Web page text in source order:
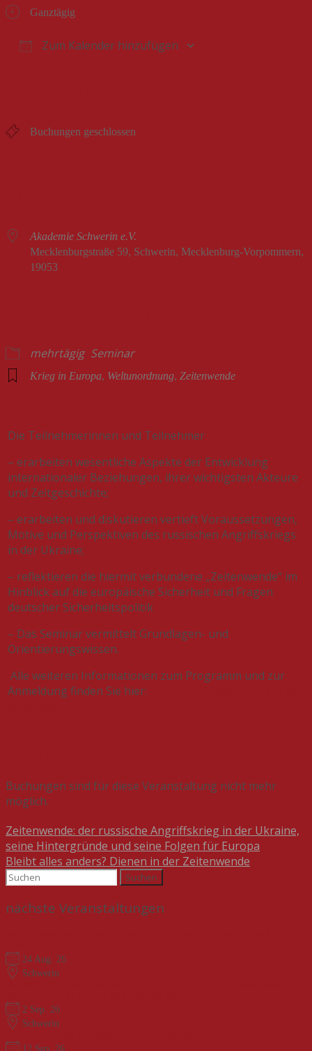
Ganztägig
Zum Kalender hinzufügen
Buchungen geschlossen
Akademie Schwerin e.V.
Mecklenburgstraße 59, Schwerin, Mecklenburg-Vorpommern,
19053
mehrtägig Seminar
Krieg in Europa, Weltunordnung, Zeitenwende
Die Teilnehmerinnen und Teilnehmer
– erarbeiten wesentliche Aspekte der Entwicklung
internationaler Beziehungen, ihrer wichtigsten Akteure
und Zeitgeschichte;
– erarbeiten und diskutieren vertieft Voraussetzungen,
Motive und Perspektiven des russischen Angriffskriegs
in der Ukraine;
– reflektieren die hiermit verbundene „Zeitenwende“ im
Hinblick auf die europäische Sicherheit und Fragen
deutscher Sicherheitspolitik
– Das Seminar vermittelt Grundlagen- und
Orientierungswissen.
Alle weiteren Informationen zum Programm und zur
Anmeldung finden Sie hier:
Buchungen sind für diese Veranstaltung nicht mehr
möglich.
Beitragsnavigation
Zeitenwende: der russische Angriffskrieg in der Ukraine,
seine Hintergründe und seine Folgen für Europa
Bleibt alles anders? Dienen in der Zeitenwende
Suchen
nächste Veranstaltungen
24 Aug. 26
Schwerin
2 Sep. 26
Schwerin
12 Sep. 26